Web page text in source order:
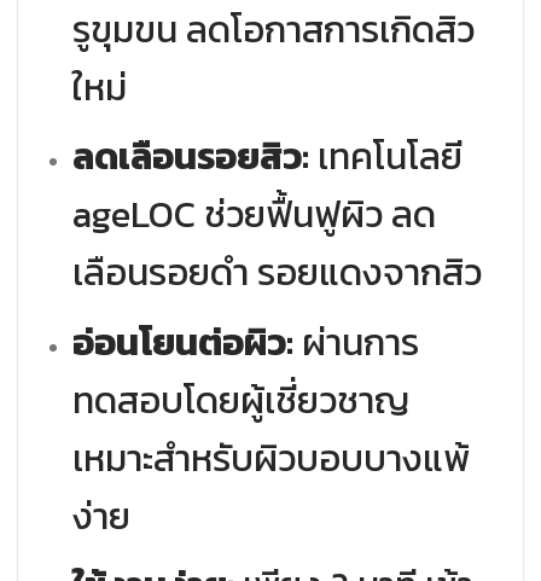
รูขุมขน ลดโอกาสการเกิดสิว
ใหม่
ลดเลือนรอยสิว: เทคโนโลยี
ageLOC ช่วยฟื้นฟูผิว ลด
เลือนรอยดำ รอยแดงจากสิว
อ่อนโยนต่อผิว: ผ่านการ
ทดสอบโดยผู้เชี่ยวชาญ
เหมาะสำหรับผิวบอบบางแพ้
ง่าย